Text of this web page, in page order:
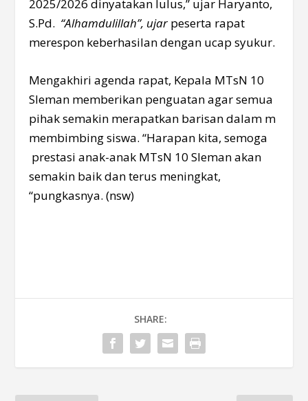
2025/2026 dinyatakan lulus,” ujar Haryanto,
S.Pd. “Alhamdulillah”, ujarpeserta rapat
merespon keberhasilan dengan ucap syukur.
Mengakhiri agenda rapat, Kepala MTsN 10
Sleman memberikan penguatan agar semua
pihak semakin merapatkan barisan dalam m
membimbing siswa. “Harapan kita, semoga
prestasi anak-anak MTsN 10 Sleman akan
semakin baik dan terus meningkat,
“pungkasnya. (nsw)
SHARE: